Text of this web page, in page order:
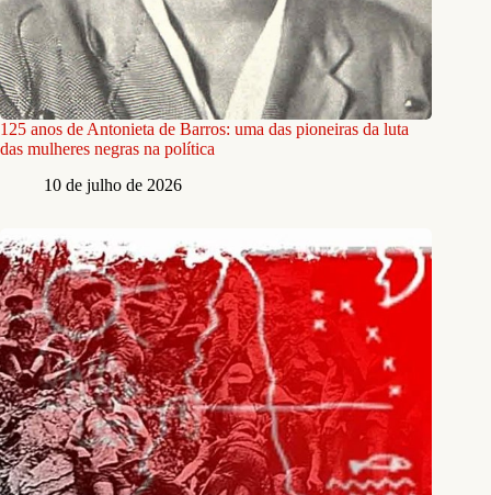
125 anos de Antonieta de Barros: uma das pioneiras da luta
das mulheres negras na política
10 de julho de 2026